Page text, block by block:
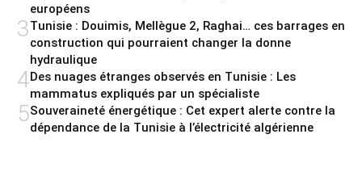
européens
3Tunisie : Douimis, Mellègue 2, Raghai… ces barrages en
construction qui pourraient changer la donne
hydraulique
4Des nuages étranges observés en Tunisie : Les
mammatus expliqués par un spécialiste
5Souveraineté énergétique : Cet expert alerte contre la
dépendance de la Tunisie à l’électricité algérienne